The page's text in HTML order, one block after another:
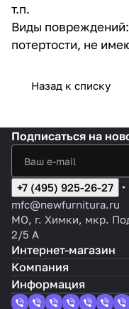
т.п.
Виды
потертости, не
Назад к списку
Подписаться на
+7 (495) 925-26-27
mfc@newfurnitura.ru
МО, г. Химки, мкр.
2/5 А
Интернет-магазин
Компания
Информация